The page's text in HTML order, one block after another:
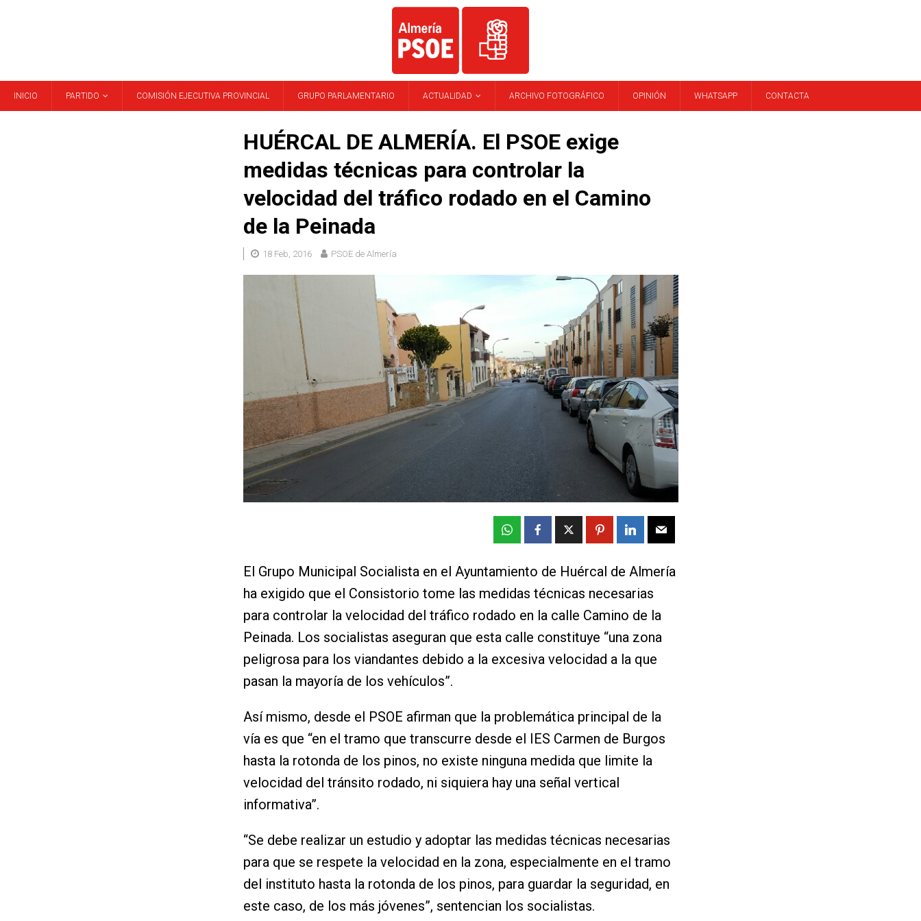
INICIO PARTIDO COMISIÓN EJECUTIVA PROVINCIAL GRUPO PARLAMENTARIO ACTUALIDAD ARCHIVO FOTOGRÁFICO OPINIÓN WHATSAPP CONTACTA
HUÉRCAL DE ALMERÍA. El PSOE exige
medidas técnicas para controlar la
velocidad del tráfico rodado en el Camino
de la Peinada
18 Feb, 2016 PSOE de Almería
El Grupo Municipal Socialista en el Ayuntamiento de Huércal de Almería
ha exigido que el Consistorio tome las medidas técnicas necesarias
para controlar la velocidad del tráfico rodado en la calle Camino de la
Peinada. Los socialistas aseguran que esta calle constituye “una zona
peligrosa para los viandantes debido a la excesiva velocidad a la que
pasan la mayoría de los vehículos”.
Así mismo, desde el PSOE afirman que la problemática principal de la
vía es que “en el tramo que transcurre desde el IES Carmen de Burgos
hasta la rotonda de los pinos, no existe ninguna medida que limite la
velocidad del tránsito rodado, ni siquiera hay una señal vertical
informativa”.
“Se debe realizar un estudio y adoptar las medidas técnicas necesarias
para que se respete la velocidad en la zona, especialmente en el tramo
del instituto hasta la rotonda de los pinos, para guardar la seguridad, en
este caso, de los más jóvenes”, sentencian los socialistas.